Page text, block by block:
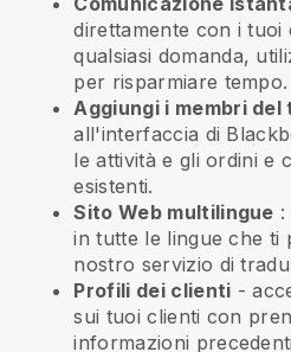
direttamente con i tuoi
qualsiasi domanda,
per risparmiare tempo.
Aggiungi i membri del
all'interfaccia di
le attività e gli ordini e
esistenti.
Sito Web multilingue
in tutte le lingue che ti
nostro servizio di
Profili dei clienti -
sui tuoi clienti con
informazioni